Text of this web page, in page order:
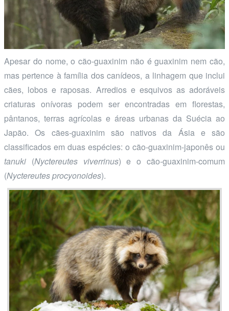
Apesar do nome, o cão-guaxinim não é guaxinim nem cão,
mas pertence à família dos canídeos, a linhagem que inclui
cães, lobos e raposas. Arredios e esquivos as adoráveis
criaturas onívoras podem ser encontradas em florestas,
pântanos, terras agrícolas e áreas urbanas da Suécia ao
Japão. Os cães-guaxinim são nativos da Ásia e são
classificados em duas espécies: o cão-guaxinim-japonês ou
tanuki (Nyctereutes viverrinus) e o cão-guaxinim-comum
(Nyctereutes procyonoides).